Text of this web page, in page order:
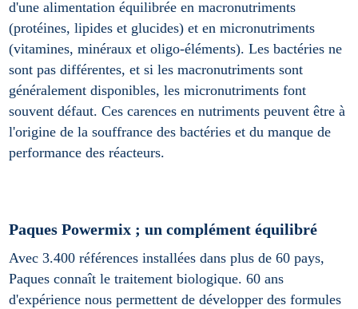
d'une alimentation équilibrée en macronutriments
(protéines, lipides et glucides) et en micronutriments
(vitamines, minéraux et oligo-éléments). Les bactéries ne
sont pas différentes, et si les macronutriments sont
généralement disponibles, les micronutriments font
souvent défaut. Ces carences en nutriments peuvent être à
l'origine de la souffrance des bactéries et du manque de
performance des réacteurs.
Paques Powermix ; un complément équilibré
Avec 3.400 références installées dans plus de 60 pays,
Paques connaît le traitement biologique. 60 ans
d'expérience nous permettent de développer des formules